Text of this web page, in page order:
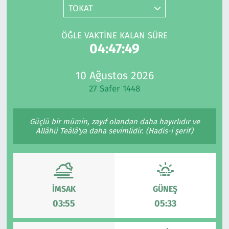
TOKAT
ÖĞLE VAKTINE KALAN SÜRE
04:47:49
10 Ağustos 2026
27 Safer 1448
Güçlü bir mümin, zayıf olandan daha hayırlıdır ve
Allâhü Teâlâ'ya daha sevimlidir. (Hadis-i şerif)
İMSAK
03:55
GÜNEŞ
05:33
Kültür Sanat
Lezzet Durağı
Otomobil